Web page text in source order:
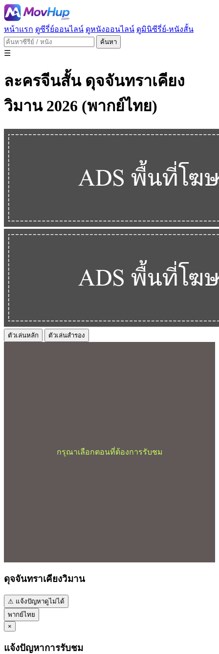
หน้าแรก ดูซีรี่ย์ออนไลน์ ดูหนังออนไลน์ ดูมินิซีรี่ย์-หนังสั้น
ค้นหา
☰
ละครจีนสั้น ดุจจันทราเคียง
วิมาน 2026 (พากย์ไทย)
ตัวเล่นหลัก ตัวเล่นสำรอง
กรุณาเลือกตอนที่ต้องการรับชม
ดุจจันทราเคียงวิมาน
⚠ แจ้งปัญหาดูไม่ได้
พากย์ไทย
×
แจ้งปัญหาการรับชม